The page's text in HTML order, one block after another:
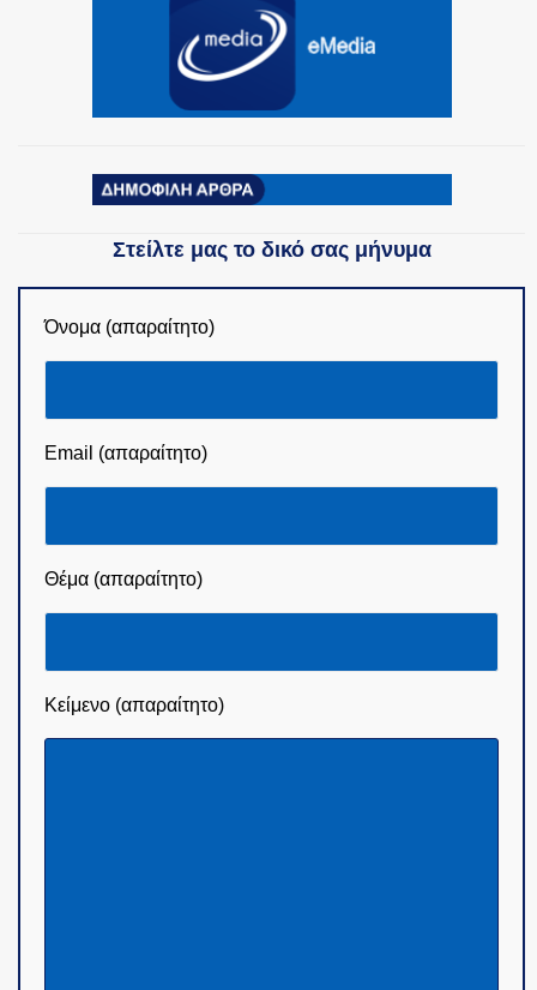
Στείλτε μας το δικό σας μήνυμα
Όνομα (απαραίτητο)
Email (απαραίτητο)
Θέμα (απαραίτητο)
Κείμενο (απαραίτητο)